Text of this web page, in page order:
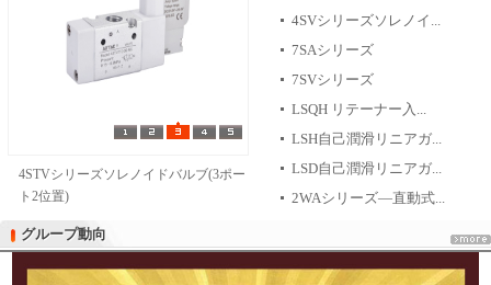
4STVシリーズソレノイドバルブ(3ポー
ト2位置)
4SVシリーズソレノイ...
7SAシリーズ
7SVシリーズ
LSQH リテーナー入...
LSH自己潤滑リニアガ...
LSD自己潤滑リニアガ...
2WAシリーズ―直動式...
グループ動向
グループ動向